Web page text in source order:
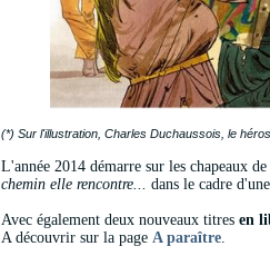
(*) Sur l'illustration, Charles Duchaussois, le
L'année 2014 démarre sur les chapeaux
chemin elle rencontre... dans le cadre
Avec également deux nouveaux titres en
A découvrir sur la page A paraître.